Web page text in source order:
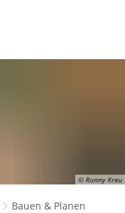
© Ronny Kreu
Bauen & Planen